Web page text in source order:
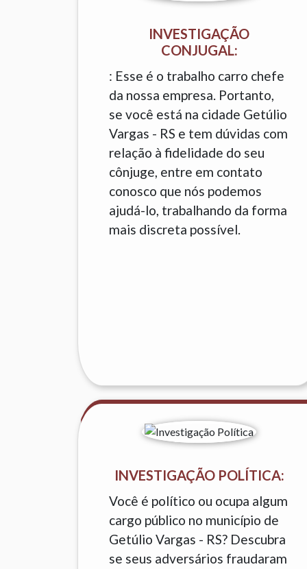
INVESTIGAÇÃO
CONJUGAL:
: Esse é o trabalho carro chefe
da nossa empresa. Portanto,
se você está na cidade Getúlio
Vargas - RS e tem dúvidas com
relação à fidelidade do seu
cônjuge, entre em contato
conosco que nós podemos
ajudá-lo, trabalhando da forma
mais discreta possível.
INVESTIGAÇÃO POLÍTICA:
Você é político ou ocupa algum
cargo público no município de
Getúlio Vargas - RS? Descubra
se seus adversários fraudaram